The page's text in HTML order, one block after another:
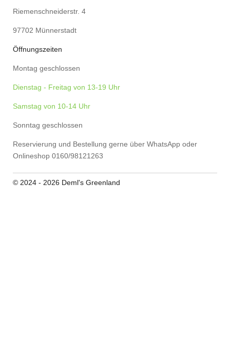
Riemenschneiderstr. 4
97702 Münnerstadt
Öffnungszeiten
Montag geschlossen
Dienstag - Freitag von 13-19 Uhr
Samstag von 10-14 Uhr
Sonntag geschlossen
Reservierung und Bestellung gerne über WhatsApp oder
Onlineshop 0160/98121263
© 2024 - 2026 Deml's Greenland